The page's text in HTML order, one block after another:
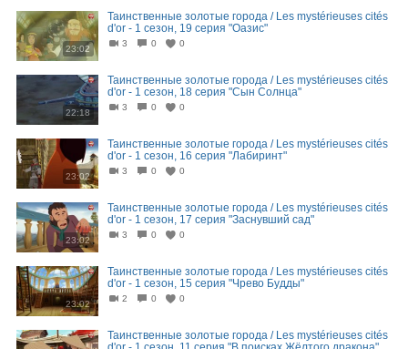
23:02
Таинственные золотые города / Les mystérieuses cités
d'or - 1 сезон, 19 серия "Оазис"
3 0 0
22:18
Таинственные золотые города / Les mystérieuses cités
d'or - 1 сезон, 18 серия "Сын Солнца"
3 0 0
23:02
Таинственные золотые города / Les mystérieuses cités
d'or - 1 сезон, 16 серия "Лабиринт"
3 0 0
23:02
Таинственные золотые города / Les mystérieuses cités
d'or - 1 сезон, 17 серия "Заснувший сад"
3 0 0
23:02
Таинственные золотые города / Les mystérieuses cités
d'or - 1 сезон, 15 серия "Чрево Будды"
2 0 0
Таинственные золотые города / Les mystérieuses cités